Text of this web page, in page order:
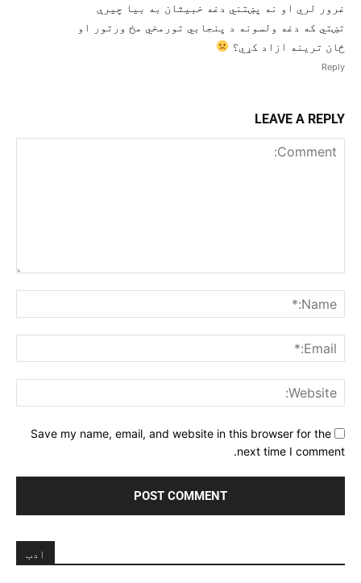
غرور لري او نه پښتني دغه خبیثان به بیا چیرې
تښتي که دغه ولسونه د پنجابي تورمخي مخ ورتور او
ځان ترینه ازاد کړي؟
Reply
LEAVE A REPLY
Save my name, email, and website in this browser for the
next time I comment.
ادب